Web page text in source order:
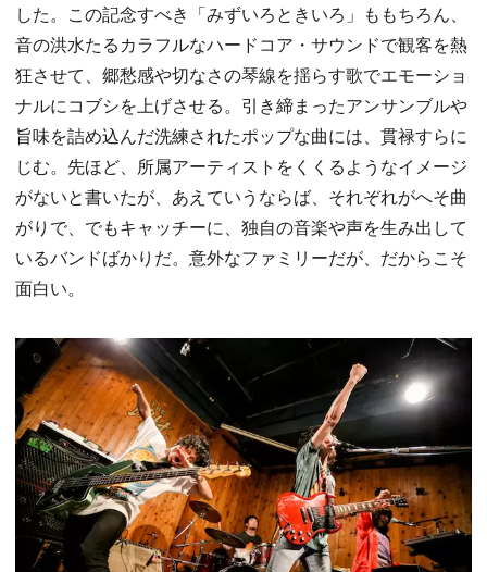
した。この記念すべき「みずいろときいろ」ももちろん、
音の洪水たるカラフルなハードコア・サウンドで観客を熱
狂させて、郷愁感や切なさの琴線を揺らす歌でエモーショ
ナルにコブシを上げさせる。引き締まったアンサンブルや
旨味を詰め込んだ洗練されたポップな曲には、貫禄すらに
じむ。先ほど、所属アーティストをくくるようなイメージ
がないと書いたが、あえていうならば、それぞれがへそ曲
がりで、でもキャッチーに、独自の音楽や声を生み出して
いるバンドばかりだ。意外なファミリーだが、だからこそ
面白い。